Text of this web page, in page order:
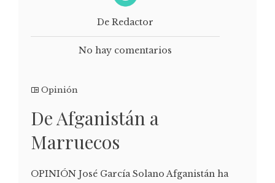
De Redactor
No hay comentarios
Opinión
De Afganistán a
Marruecos
OPINIÓN José García Solano Afganistán ha